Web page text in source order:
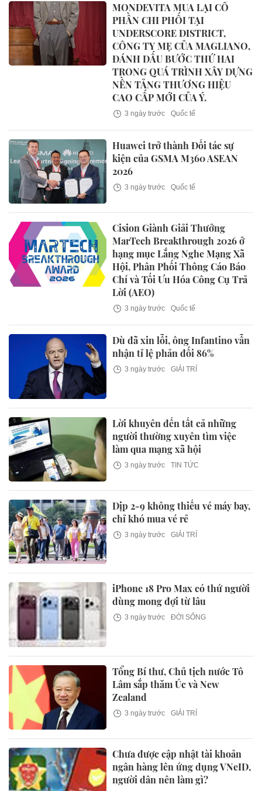
MONDEVITA MUA LẠI CỔ
PHẦN CHI PHỐI TẠI
UNDERSCORE DISTRICT,
CÔNG TY MẸ CỦA MAGLIANO,
ĐÁNH DẤU BƯỚC THỨ HAI
TRONG QUÁ TRÌNH XÂY DỰNG
NỀN TẢNG THƯƠNG HIỆU
CAO CẤP MỚI CỦA Ý.
3 ngày trước Quốc tế
Huawei trở thành Đối tác sự
kiện của GSMA M360 ASEAN
2026
3 ngày trước Quốc tế
Cision Giành Giải Thưởng
MarTech Breakthrough 2026 ở
hạng mục Lắng Nghe Mạng Xã
Hội, Phân Phối Thông Cáo Báo
Chí và Tối Ưu Hóa Công Cụ Trả
Lời (AEO)
3 ngày trước Quốc tế
Dù đã xin lỗi, ông Infantino vẫn
nhận tỉ lệ phản đối 86%
3 ngày trước GIẢI TRÍ
Lời khuyên đến tất cả những
người thường xuyên tìm việc
làm qua mạng xã hội
3 ngày trước TIN TỨC
Dịp 2-9 không thiếu vé máy bay,
chỉ khó mua vé rẻ
3 ngày trước GIẢI TRÍ
iPhone 18 Pro Max có thứ người
dùng mong đợi từ lâu
3 ngày trước ĐỜI SỐNG
Tổng Bí thư, Chủ tịch nước Tô
Lâm sắp thăm Úc và New
Zealand
3 ngày trước GIẢI TRÍ
Chưa được cập nhật tài khoản
ngân hàng lên ứng dụng VNeID,
người dân nên làm gì?